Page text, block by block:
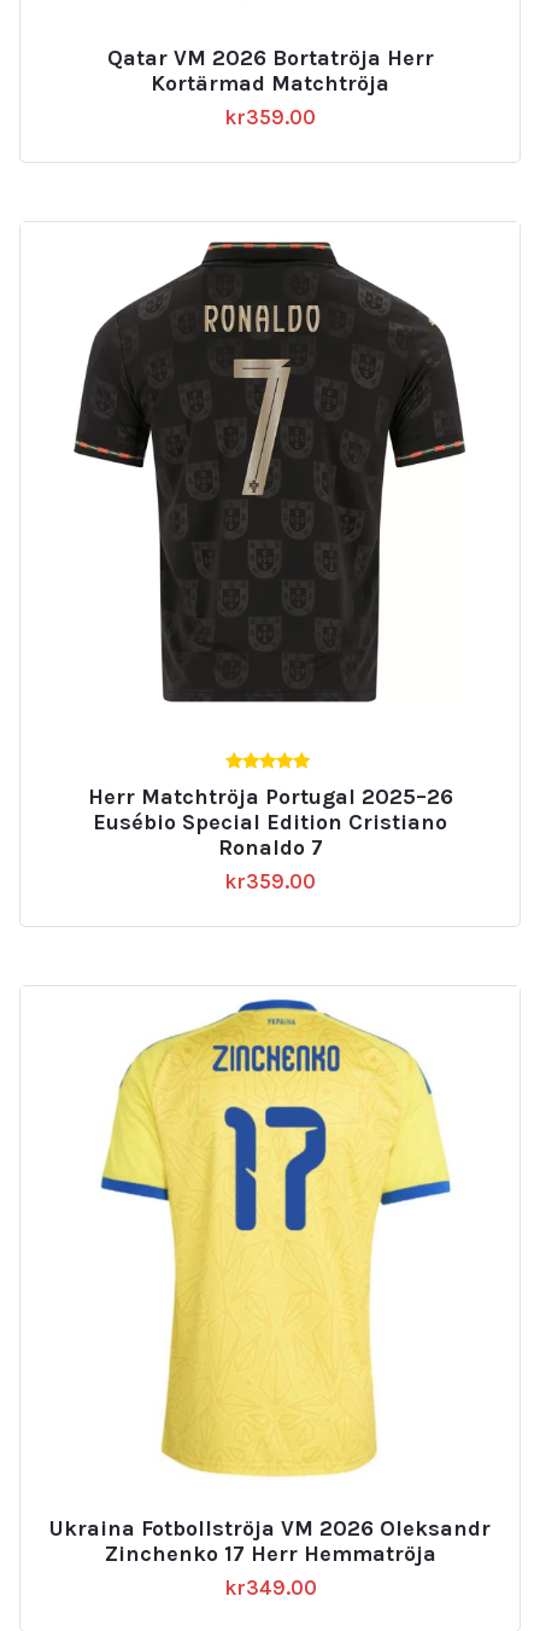
Qatar VM 2026 Bortatröja Herr
Kortärmad Matchtröja
kr359.00
av 5
Herr Matchtröja Portugal 2025–26
Eusébio Special Edition Cristiano
Ronaldo 7
kr359.00
Ukraina Fotbollströja VM 2026 Oleksandr
Zinchenko 17 Herr Hemmatröja
kr349.00